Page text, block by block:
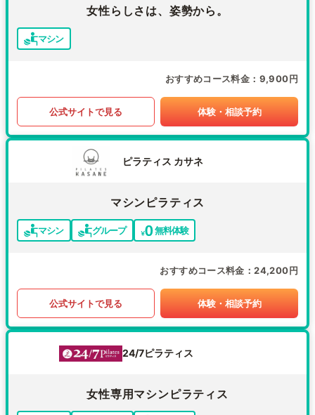
女性らしさは、姿勢から。
マシン
おすすめコース料金 9,900円
公式サイトで見る 体験・相談予約
ピラティス カサネ
マシンピラティス
マシン グループ 無料体験
おすすめコース料金 24,200円
公式サイトで見る 体験・相談予約
24/7ピラティス
女性専用マシンピラティス